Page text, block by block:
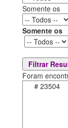
Somente os
Somente os
Foram
# 23504